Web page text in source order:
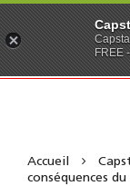
Accueil
conséquences
FREE